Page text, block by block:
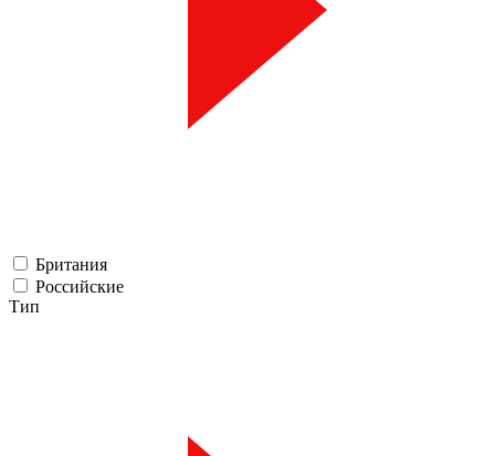
Британия
Российские
Тип